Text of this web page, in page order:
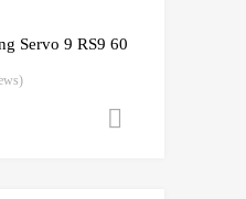
Servo 9 RS9 60